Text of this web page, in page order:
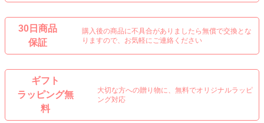
30日商品
保証
購入後の商品に不具合がありましたら無償で交換とな
りますので、お気軽にご連絡ください
ギフト
ラッピング無
料
大切な方への贈り物に、無料でオリジナルラッピ
ング対応